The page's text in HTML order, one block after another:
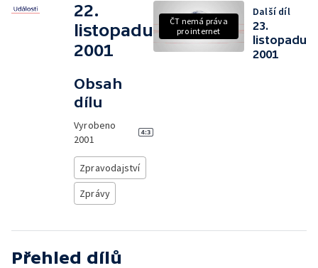
22.
listopadu
2001
Obsah
dílu
Vyrobeno
2001
Zpravodajství
Zprávy
ČT nemá práva
pro internet
Další díl
23.
listopadu
2001
Přehled dílů